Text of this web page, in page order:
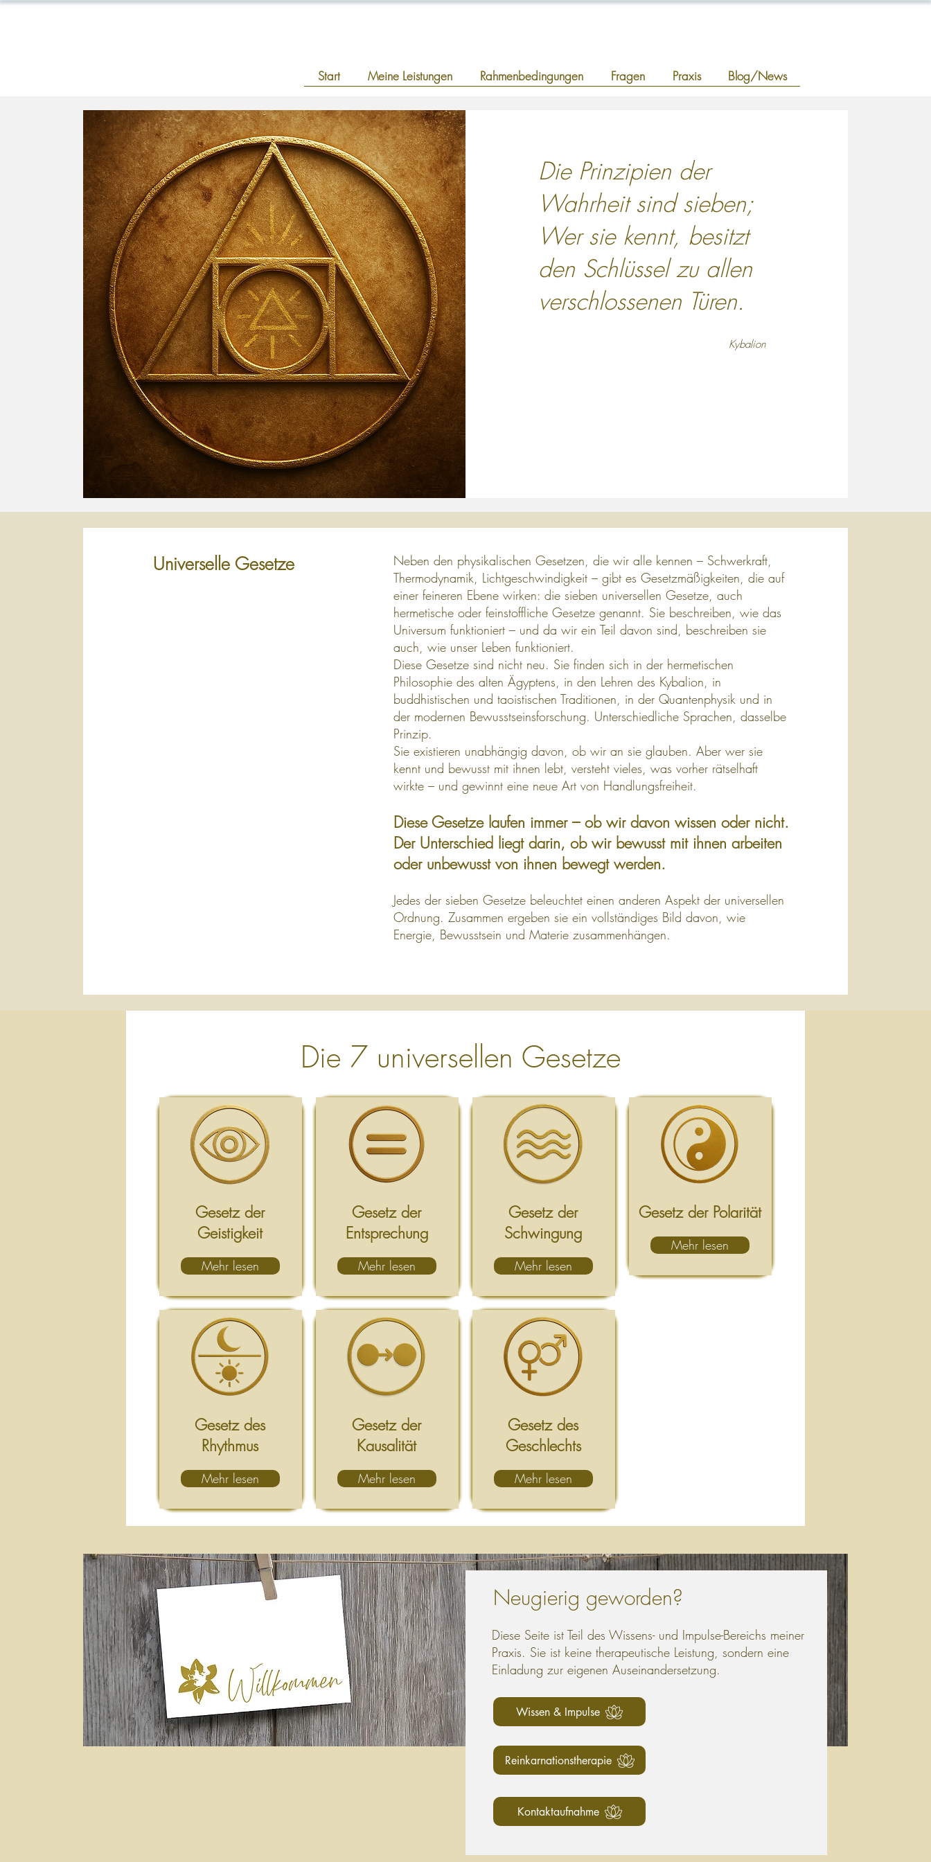
Start Meine Leistungen Rahmenbedingungen Fragen Praxis Blog/News
Die Prinzipien der
Wahrheit sind sieben;
Wer sie kennt, besitzt
den Schlüssel zu allen
verschlossenen Türen.
Kybalion
Universelle Gesetze
Neben den physikalischen Gesetzen, die wir alle kennen – Schwerkraft,
Thermodynamik, Lichtgeschwindigkeit – gibt es Gesetzmäßigkeiten, die auf
einer feineren Ebene wirken: die sieben universellen Gesetze, auch
hermetische oder feinstoffliche Gesetze genannt. Sie beschreiben, wie das
Universum funktioniert – und da wir ein Teil davon sind, beschreiben sie
auch, wie unser Leben funktioniert.
Diese Gesetze sind nicht neu. Sie finden sich in der hermetischen
Philosophie des alten Ägyptens, in den Lehren des Kybalion, in
buddhistischen und taoistischen Traditionen, in der Quantenphysik und in
der modernen Bewusstseinsforschung. Unterschiedliche Sprachen, dasselbe
Prinzip.
Sie existieren unabhängig davon, ob wir an sie glauben. Aber wer sie
kennt und bewusst mit ihnen lebt, versteht vieles, was vorher rätselhaft
wirkte – und gewinnt eine neue Art von Handlungsfreiheit.
Diese Gesetze laufen immer – ob wir davon wissen oder nicht.
Der Unterschied liegt darin, ob wir bewusst mit ihnen arbeiten
oder unbewusst von ihnen bewegt werden.
Jedes der sieben Gesetze beleuchtet einen anderen Aspekt der universellen
Ordnung. Zusammen ergeben sie ein vollständiges Bild davon, wie
Energie, Bewusstsein und Materie zusammenhängen.
Die 7 universellen Gesetze
Gesetz der
Geistigkeit
Mehr lesen
Gesetz des
Rhythmus
Mehr lesen
Gesetz der
Entsprechung
Mehr lesen
Gesetz der
Kausalität
Mehr lesen
Gesetz der
Schwingung
Mehr lesen
Gesetz des
Geschlechts
Mehr lesen
Gesetz der Polarität
Mehr lesen
Neugierig geworden?
Diese Seite ist Teil des Wissens- und Impulse-Bereichs meiner
Praxis. Sie ist keine therapeutische Leistung, sondern eine
Einladung zur eigenen Auseinandersetzung.
Wissen & Impulse
Reinkarnationstherapie
Kontaktaufnahme